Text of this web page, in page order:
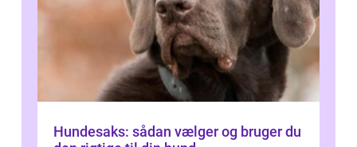
Hundesaks: sådan vælger og bruger du